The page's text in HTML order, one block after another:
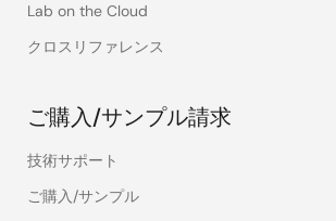
Lab on the Cloud
クロスリファレンス
ご購入/サンプル請求
技術サポート
ご購入/サンプル